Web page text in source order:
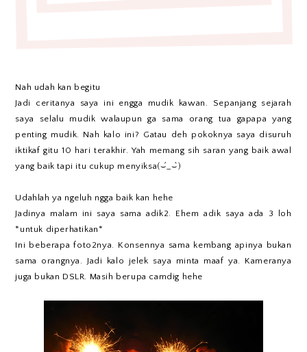
Nah udah kan begitu
Jadi ceritanya saya ini engga mudik kawan. Sepanjang sejarah
saya selalu mudik walaupun ga sama orang tua gapapa yang
penting mudik. Nah kalo ini? Gatau deh pokoknya saya disuruh
iktikaf gitu 10 hari terakhir. Yah memang sih saran yang baik awal
yang baik tapi itu cukup menyiksa(⌣́_⌣̀)
Udahlah ya ngeluh ngga baik kan hehe
Jadinya malam ini saya sama adik2. Ehem adik saya ada 3 loh
*untuk diperhatikan*
Ini beberapa foto2nya. Konsennya sama kembang apinya bukan
sama orangnya. Jadi kalo jelek saya minta maaf ya. Kameranya
juga bukan DSLR. Masih berupa camdig hehe